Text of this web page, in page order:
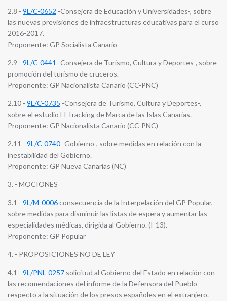
2.8 - 9L/C-0652 -Consejera de Educación y Universidades-, sobre
las nuevas previsiones de infraestructuras educativas para el curso
2016-2017.
Proponente: GP Socialista Canario
2.9 - 9L/C-0441 -Consejera de Turismo, Cultura y Deportes-, sobre
promoción del turismo de cruceros.
Proponente: GP Nacionalista Canario (CC-PNC)
2.10 - 9L/C-0735 -Consejera de Turismo, Cultura y Deportes-,
sobre el estudio El Tracking de Marca de las Islas Canarias.
Proponente: GP Nacionalista Canario (CC-PNC)
2.11 - 9L/C-0740 -Gobierno-, sobre medidas en relación con la
inestabilidad del Gobierno.
Proponente: GP Nueva Canarias (NC)
3. - MOCIONES
3.1 - 9L/M-0006consecuencia de la Interpelación del GP Popular,
sobre medidas para disminuir las listas de espera y aumentar las
especialidades médicas, dirigida al Gobierno. (I-13).
Proponente: GP Popular
4. - PROPOSICIONES NO DE LEY
4.1 - 9L/PNL-0257 solicitud al Gobierno del Estado en relación con
las recomendaciones del informe de la Defensora del Pueblo
respecto a la situación de los presos españoles en el extranjero.